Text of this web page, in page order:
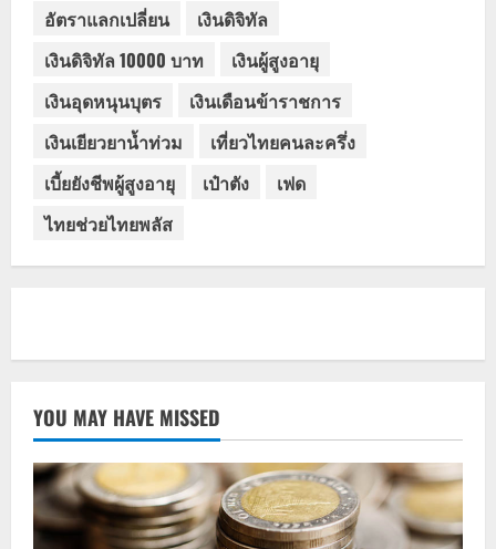
อัตราแลกเปลี่ยน
เงินดิจิทัล
เงินดิจิทัล 10000 บาท
เงินผู้สูงอายุ
เงินอุดหนุนบุตร
เงินเดือนข้าราชการ
เงินเยียวยาน้ำท่วม
เที่ยวไทยคนละครึ่ง
เบี้ยยังชีพผู้สูงอายุ
เป๋าตัง
เฟด
ไทยช่วยไทยพลัส
YOU MAY HAVE MISSED